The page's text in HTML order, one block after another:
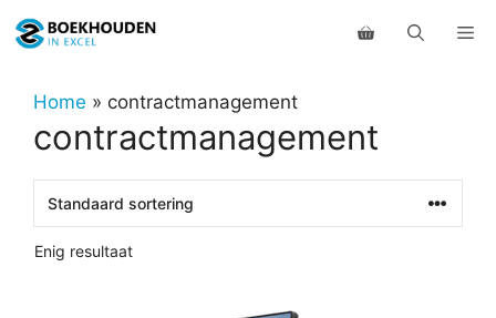
naar
inhoudHome » contractmanagement
contractmanagement
Enig resultaat